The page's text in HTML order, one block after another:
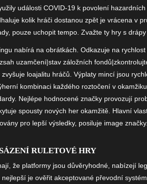
události COVID-19 k povolení
kolik hráči dostanou zpět je vrácena v
pouze uchopit tempo. Zvažte ty hry s
nabírá na obrátkách. Odkazuje na
uzamčení|stav záložních
loajalitu hráčů. Výplaty mincí jsou
kombinaci každého roztočení v
Nejlépe hodnocené značky provozují
spousty nových her okamžitě. Hlavní
pro lepší výsledky, posiluje image značky.
RULETOVÉ HRY
že platformy jsou důvěryhodné, nabízejí
je ověřit akceptované převodní